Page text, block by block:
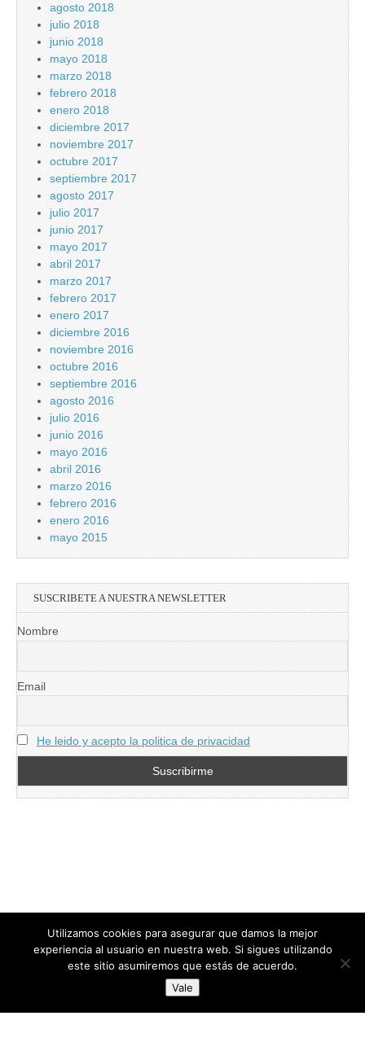
agosto 2018
julio 2018
junio 2018
mayo 2018
marzo 2018
febrero 2018
enero 2018
diciembre 2017
noviembre 2017
octubre 2017
septiembre 2017
agosto 2017
julio 2017
junio 2017
mayo 2017
abril 2017
marzo 2017
febrero 2017
enero 2017
diciembre 2016
noviembre 2016
octubre 2016
septiembre 2016
agosto 2016
julio 2016
junio 2016
mayo 2016
abril 2016
marzo 2016
febrero 2016
enero 2016
mayo 2015
SUSCRIBETE A NUESTRA NEWSLETTER
Nombre
Email
He leido y acepto la politica de privacidad
directoresdeseguridad.es
Diseñado por Centro Andaluz de Estudios y Entrenamiento
Utilizamos cookies para asegurar que damos la mejor
experiencia al usuario en nuestra web. Si sigues utilizando
este sitio asumiremos que estás de acuerdo.
Vale